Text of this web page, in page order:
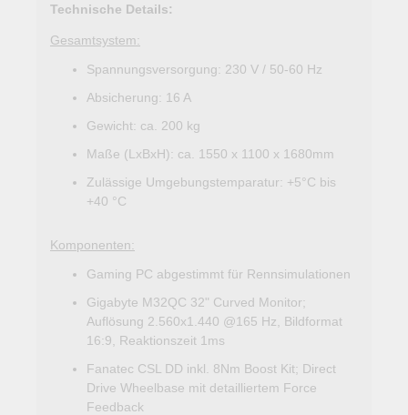
Technische Details:
Gesamtsystem:
Spannungsversorgung: 230 V / 50-60 Hz
Absicherung: 16 A
Gewicht: ca. 200 kg
Maße (LxBxH): ca. 1550 x 1100 x 1680mm
Zulässige Umgebungstemparatur: +5°C bis
+40 °C
Komponenten:
Gaming PC abgestimmt für Rennsimulationen
Gigabyte M32QC 32" Curved Monitor;
Auflösung 2.560x1.440 @165 Hz, Bildformat
16:9, Reaktionszeit 1ms
Fanatec CSL DD inkl. 8Nm Boost Kit; Direct
Drive Wheelbase mit detailliertem Force
Feedback